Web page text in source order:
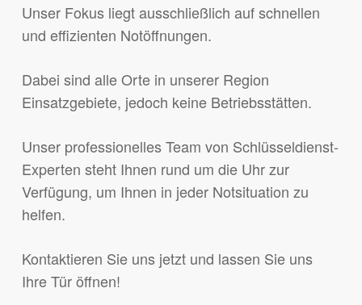
Unser Fokus liegt ausschließlich auf schnellen
und effizienten Notöffnungen.
Dabei sind alle Orte in unserer Region
Einsatzgebiete, jedoch keine Betriebsstätten.
Unser professionelles Team von Schlüsseldienst-
Experten steht Ihnen rund um die Uhr zur
Verfügung, um Ihnen in jeder Notsituation zu
helfen.
Kontaktieren Sie uns jetzt und lassen Sie uns
Ihre Tür öffnen!